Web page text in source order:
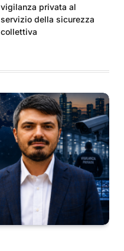
vigilanza privata al
servizio della sicurezza
collettiva